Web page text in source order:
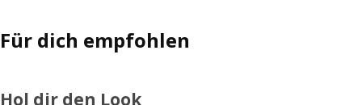
Für dich empfohlen
Hol dir den Look